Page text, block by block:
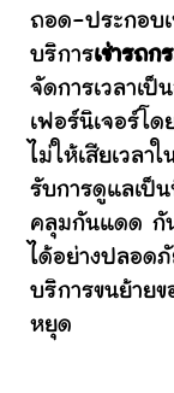
ถอด-ประกอบ
บริการเช่ารถก
จัดการเวลาเป็
เฟอร์นิเจอร์โด
ไม่ให้เสียเวลา
รับการดูแลเป็
คลุมกันแดด กั
ได้อย่างปลอด
บริการขนย้าย
หยุด